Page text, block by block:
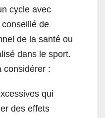
cycle avec
de
de la santé ou
dans le sport.
considérer :
qui
des effets